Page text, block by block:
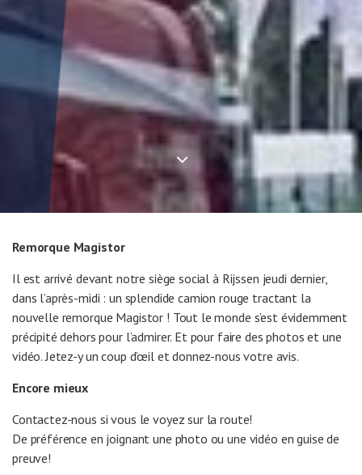
Remorque Magistor
Il est arrivé devant notre siège social à Rijssen jeudi dernier,
dans l’après-midi : un splendide camion rouge tractant la
nouvelle remorque Magistor ! Tout le monde s’est évidemment
précipité dehors pour l’admirer. Et pour faire des photos et une
vidéo. Jetez-y un coup d’œil et donnez-nous votre avis.
Encore mieux
Contactez-nous si vous le voyez sur la route!
De préférence en joignant une photo ou une vidéo en guise de
preuve!